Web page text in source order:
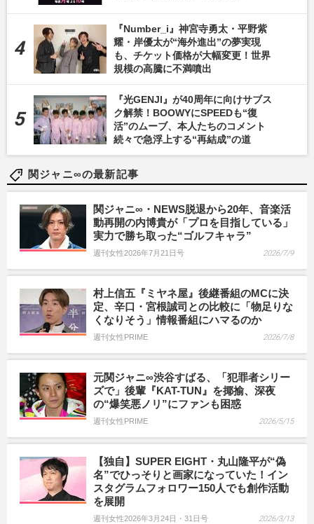
『Number_i』神宮寺勇太・平野紫
耀・岸優太が“海外進出”の夢実現
も、チケット価格が大幅変更！世界
規模の高騰に不満噴出
『光GENJI』が40周年に向けサブス
ク解禁！BOOWYにSPEEDも“復
活”のムーブ、本人たちのコメント
続々で急浮上する“再結成”の道
関ジャニ∞の最新記事
関ジャニ∞・NEWS脱退から20年、音楽活
動再開の内博貴が「プロを目指している」
実力で勝ち取った“ゴルフキャラ”
週刊女性2026年7月21日号 2026/7/9
村上信五『ミヤネ屋』後継番組のMCに決
定、辛口・宮根誠司との比較に「物足りな
くなりそう」情報番組にハマるのか
週刊女性PRIME 2026/7/8
元関ジャニ∞渋谷すばる、「犯罪者シリー
ズで」後輩『KAT-TUN』を揶揄、深夜
の“爆笑悪ノリ”にファンも困惑
週刊女性PRIME 2026/5/15
【独自】SUPER EIGHT・丸山隆平が“偽
名”でひっそりと画家になっていた！イン
スタグラムフォロワー150人でも創作活動
を展開
週刊女性2026年3月24日・31日号 2026/3/13